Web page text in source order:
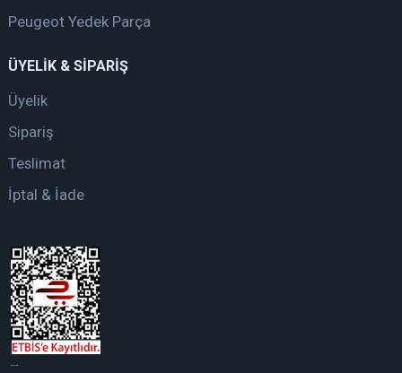
Peugeot Yedek Parça
ÜYELİK & SİPARİŞ
Üyelik
Sipariş
Teslimat
İptal & İade